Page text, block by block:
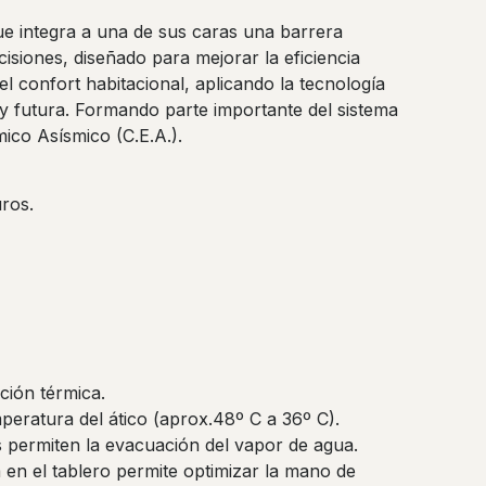
integra a una de sus caras una barrera
diseñado para mejorar la eficiencia
confort habitacional, aplicando la tecnología
futura. Formando parte importante del sistema
Asísmico (C.E.A.).
térmica.
del ático (aprox.48º C a 36º C).
permiten la evacuación del vapor de agua.
el tablero permite optimizar la mano de